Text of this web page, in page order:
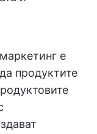
е
продуктите